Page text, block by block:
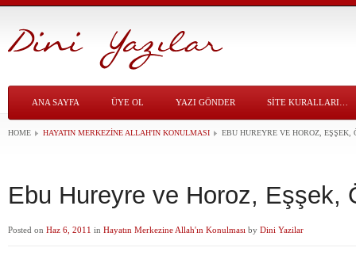
ANA SAYFA ÜYE OL YAZI GÖNDER SITE KURALLARI…
HOME HAYATIN MERKEZINE ALLAH'IN KONULMASI EBU HUREYRE VE HOROZ,
Ebu Hureyre ve Horoz,
Posted on Haz 6, 2011 in Hayatın Merkezine Allah'ın Konulması by Dini Yazilar